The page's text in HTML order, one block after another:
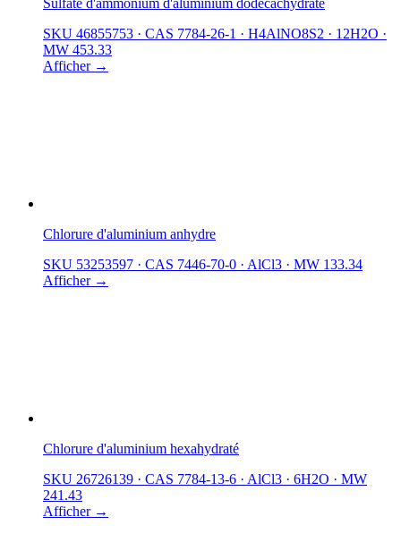
SKU 46855753 · CAS 7784-26-1 · H4AlNO8S2 · 12H2O ·
MW 453.33
Afficher →
Chlorure d'aluminium anhydre
SKU 53253597 · CAS 7446-70-0 · AlCl3 · MW 133.34
Afficher →
Chlorure d'aluminium hexahydraté
SKU 26726139 · CAS 7784-13-6 · AlCl3 · 6H2O · MW
241.43
Afficher →